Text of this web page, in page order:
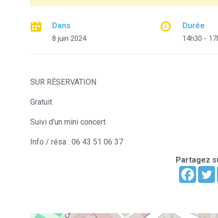
Dans
8 juin 2024
Durée
14h30 -
SUR RÉSERVATION
Gratuit
Suivi d’un mini concert
Info / résa : 06 43 51 06 37
Partagez